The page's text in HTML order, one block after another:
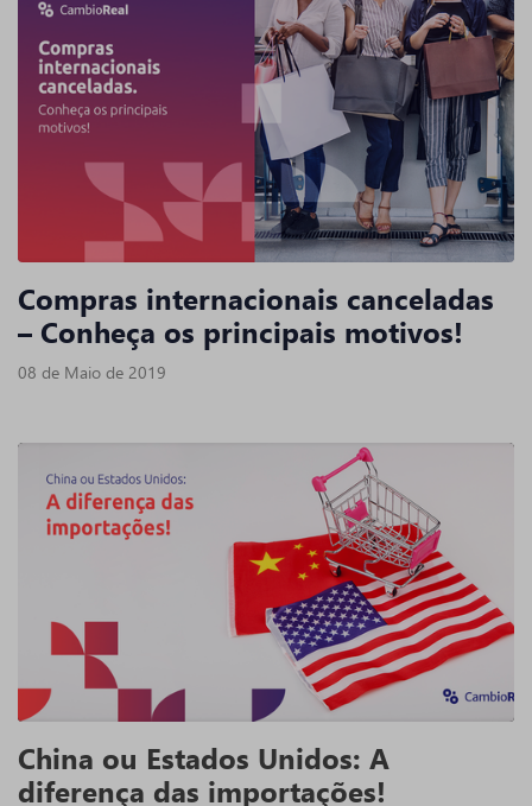
Compras internacionais canceladas
– Conheça os principais motivos!
08 de Maio de 2019
China ou Estados Unidos: A
diferença das importações!